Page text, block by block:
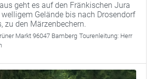
geht es auf den Fränkischen Jura
Gelände bis nach Drosendorf
zu den Märzenbechern.
Markt 96047 Bamberg Tourenleitung: Herr